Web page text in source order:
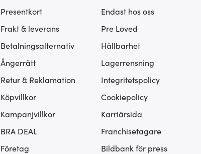
Presentkort
Frakt & leverans
Betalningsalternativ
Ångerrätt
Retur & Reklamation
Köpvillkor
Kampanjvillkor
BRA DEAL
Företag
Endast hos oss
Pre Loved
Hållbarhet
Lagerrensning
Integritetspolicy
Cookiepolicy
Karriärsida
Franchisetagare
Bildbank för press